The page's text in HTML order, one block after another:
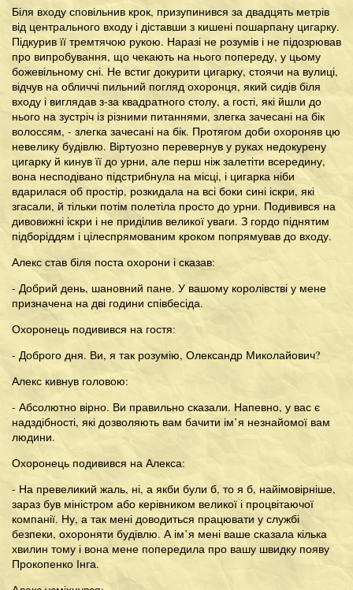
Біля входу сповільнив крок, призупинився за двадцять метрів
від центрального входу і діставши з кишені пошарпану цигарку.
Підкурив її тремтячою рукою. Наразі не розумів і не підозрював
про випробування, що чекають на нього попереду, у цьому
божевільному сні. Не встиг докурити цигарку, стоячи на вулиці,
відчув на обличчі пильний погляд охоронця, який сидів біля
входу і виглядав з-за квадратного столу, а гості, які йшли до
нього на зустріч із різними питаннями, злегка зачесані на бік
волоссям, - злегка зачесані на бік. Протягом доби охороняв цю
невелику будівлю. Віртуозно перевернув у руках недокурену
цигарку й кинув її до урни, але перш ніж залетіти всередину,
вона несподівано підстрибнула на місці, і цигарка ніби
вдарилася об простір, розкидала на всі боки сині іскри, які
згасали, й тільки потім полетіла просто до урни. Подивився на
дивовижні іскри і не приділив великої уваги. З гордо піднятим
підборіддям і цілеспрямованим кроком попрямував до входу.
Алекс став біля поста охорони і сказав:
- Добрий день, шановний пане. У вашому королівстві у мене
призначена на дві години співбесіда.
Охоронець подивився на гостя:
- Доброго дня. Ви, я так розумію, Олександр Миколайович?
Алекс кивнув головою:
- Абсолютно вірно. Ви правильно сказали. Напевно, у вас є
надздібності, які дозволяють вам бачити ім’я незнайомої вам
людини.
Охоронець подивився на Алекса:
- На превеликий жаль, ні, а якби були б, то я б, найімовірніше,
зараз був міністром або керівником великої і процвітаючої
компанії. Ну, а так мені доводиться працювати у службі
безпеки, охороняти будівлю. А ім’я мені ваше сказала кілька
хвилин тому і вона мене попередила про вашу швидку появу
Прокопенко Інга.